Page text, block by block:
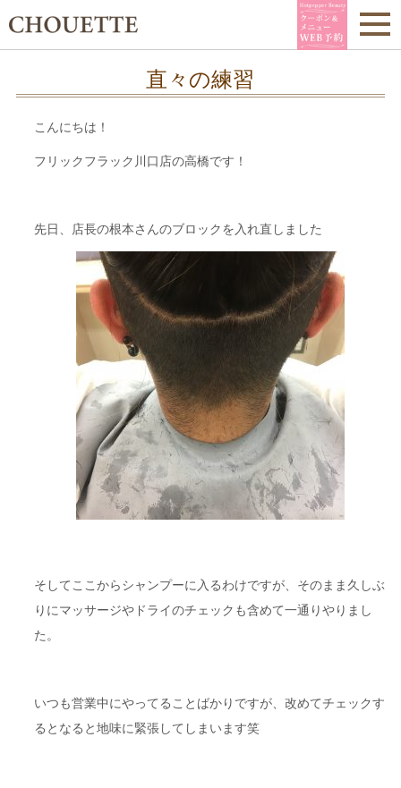
直々の練習
こんにちは！
フリックフラック川口店の高橋です！
先日、店長の根本さんのブロックを入れ直しました
そしてここからシャンプーに入るわけですが、そのまま久しぶ
りにマッサージやドライのチェックも含めて一通りやりまし
た。
いつも営業中にやってることばかりですが、改めてチェックす
るとなると地味に緊張してしまいます笑